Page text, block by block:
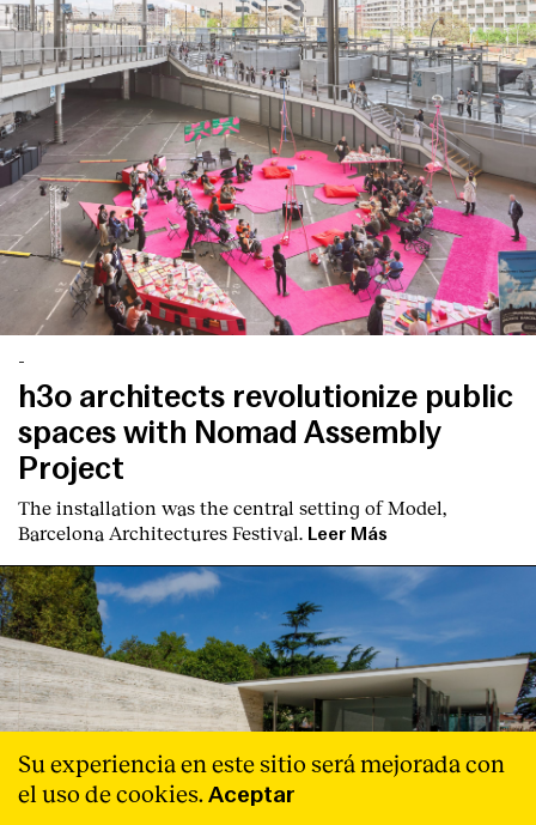
-
h3o architects revolutionize public
spaces with Nomad Assembly
Project
The installation was the central setting of Model,
Barcelona Architectures Festival. Leer Más
Su experiencia en este sitio será mejorada con
el uso de cookies. Aceptar